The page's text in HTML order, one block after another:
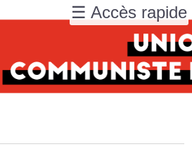
☰ Accès rapide